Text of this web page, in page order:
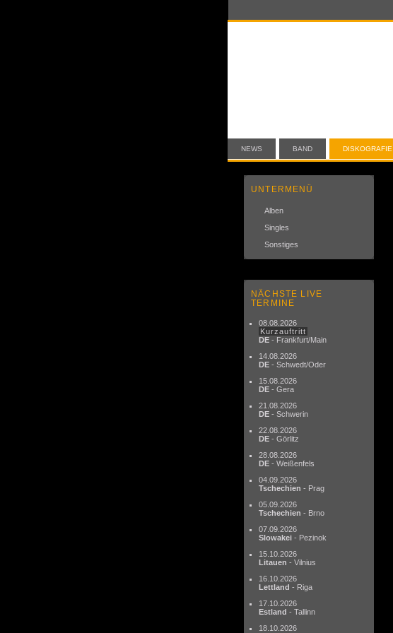
NEWS BAND DISKOGRAFIE
UNTERMENÜ
Alben
Singles
Sonstiges
NÄCHSTE LIVE
TERMINE
08.08.2026
Kurzauftritt
DE - Frankfurt/Main
14.08.2026
DE - Schwedt/Oder
15.08.2026
DE - Gera
21.08.2026
DE - Schwerin
22.08.2026
DE - Görlitz
28.08.2026
DE - Weißenfels
04.09.2026
Tschechien - Prag
05.09.2026
Tschechien - Brno
07.09.2026
Slowakei - Pezinok
15.10.2026
Litauen - Vilnius
16.10.2026
Lettland - Riga
17.10.2026
Estland - Tallinn
18.10.2026